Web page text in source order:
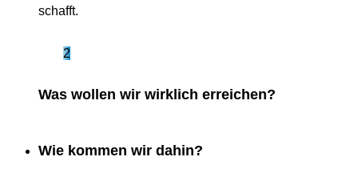
schafft.
2
Was wollen wir wirklich erreichen?
Wie kommen wir dahin?